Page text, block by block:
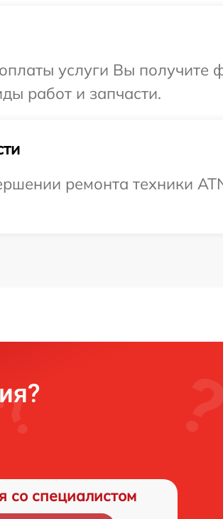
услуги Вы
работ и запчасти.
ремонта техники
со специалистом